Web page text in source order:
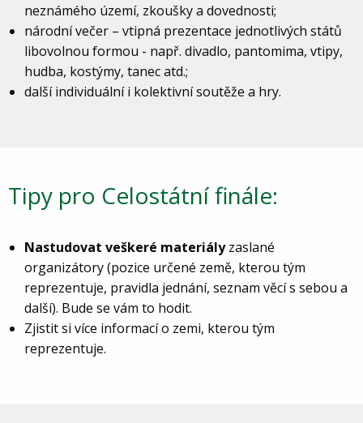
neznámého území, zkoušky a dovednosti;
národní večer – vtipná prezentace jednotlivých států
libovolnou formou - např. divadlo, pantomima, vtipy,
hudba, kostýmy, tanec atd.;
další individuální i kolektivní soutěže a hry.
Tipy pro Celostátní finále:
Nastudovat veškeré materiályzaslané
organizátory (pozice určené země, kterou tým
reprezentuje, pravidla jednání, seznam věcí s sebou a
další). Bude se vám to hodit.
Zjistit si více informací o zemi, kterou tým
reprezentuje.